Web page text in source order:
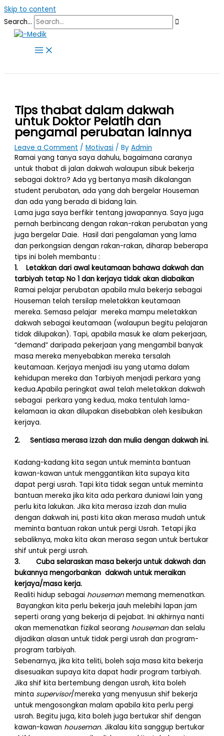
Skip to content
Search...
Tips thabat dalam dakwah
untuk Doktor Pelatih dan
pengamal perubatan lainnya
Leave a Comment /Motivasi / ByAdmin
Ramai yang tanya saya dahulu, bagaimana caranya
untuk thabat di jalan dakwah walaupun sibuk bekerja
sebagai doktro? Ada yg bertanya masih dikalangan
student perubatan, ada yang dah bergelar Houseman
dan ada yang berada di bidang lain.
Lama juga saya berfikir tentang jawapannya. Saya juga
pernah berbincang dengan rakan-rakan perubatan yang
juga bergelar Daie. Hasil dari pengalaman yang lama
dan perkongsian dengan rakan-rakan, diharap beberapa
tips ini boleh membantu :
1. Letakkan dari awal keutamaan bahawa dakwah dan
tarbiyah tetap No 1 dan kerjaya tidak akan diabaikan
Ramai pelajar perubatan apabila mula bekerja sebagai
Houseman telah tersilap meletakkan keutamaan
mereka. Semasa pelajar mereka mampu meletakkan
dakwah sebagai keutamaan (walaupun begitu pelajaran
tidak dilupakan). Tapi, apabila masuk ke alam pekerjaan,
“demand” daripada pekerjaan yang mengambil banyak
masa mereka menyebabkan mereka tersalah
keutamaan. Kerjaya menjadi isu yang utama dalam
kehidupan mereka dan Tarbiyah menjadi perkara yang
kedua.Apabila peringkat awal telah meletakkan dakwah
sebagai perkara yang kedua, maka tentulah lama-
kelamaan ia akan dilupakan disebabkan oleh kesibukan
kerjaya.
2. Sentiasa merasa izzah dan mulia dengan dakwah ini.
Kadang-kadang kita segan untuk meminta bantuan
kawan-kawan untuk menggantikan kita supaya kita
dapat pergi usrah. Tapi kita tidak segan untuk meminta
bantuan mereka jika kita ada perkara duniawi lain yang
perlu kita lakukan. Jika kita merasa izzah dan mulia
dengan dakwah ini, pasti kita akan merasa mudah untuk
meminta bantuan rakan untuk pergi Usrah. Tetapi jika
sebaliknya, maka kita akan merasa segan untuk bertukar
shif untuk pergi usrah.
3. Cuba selaraskan masa bekerja untuk dakwah dan
bukannya mengorbankan dakwah untuk meraikan
kerjaya/masa kerja.
Realiti hidup sebagai houseman memang memenatkan.
Bayangkan kita perlu bekerja jauh melebihi lapan jam
seperti orang yang bekerja di pejabat. Ini akhirnya nanti
akan memenatkan fizikal seorang houseman dan selalu
dijadikan alasan untuk tidak pergi usrah dan program-
program tarbiyah.
Sebenarnya, jika kita teliti, boleh saja masa kita bekerja
disesuaikan supaya kita dapat hadir program tarbiyah.
Jika shif kita bertembung dengan usrah, kita boleh
minta supervisor/mereka yang menyusun shif bekerja
untuk mengosongkan malam apabila kita perlu pergi
usrah. Begitu juga, kita boleh juga bertukar shif dengan
kawan-kawan houseman. Jikalau kita sanggup bertukar